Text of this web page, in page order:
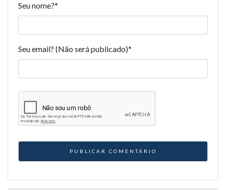
Seu nome?*
Seu email? (Não será publicado)*